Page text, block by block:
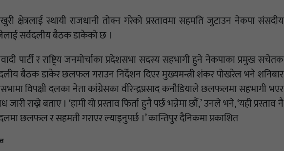
क्षेत्रलाई स्थायी राजधानी तोक्न गरेको प्रस्तावमा सहमति जुटाउन नेकपा संसदीय
सर्वदलीय बैठक डाकेको छ ।
पार्टी र राष्ट्रिय जनमोर्चाका प्रदेशसभा सदस्य सहभागी हुने नेकपाका प्रमुख सचेतक
बैठक डाकेर छलफल गराउन निर्देशन दिएर मुख्यमन्त्री शंकर पोखरेल भने शनिबार
विपक्षी दलका नेता कांग्रेसका वीरेन्द्रप्रसाद कनौडियाले छलफलमा सहभागी भएर
राख्ने बताए । ‘हामी यो प्रस्ताव फिर्ता हुनै पर्छ भन्नेमा छौं,’ उनले भने, ‘यही प्रस्ताव नै
छलफल र सहमती गराएर ल्याइनुपर्छ ।’ कान्तिपुर दैनिकमा प्रकाशित